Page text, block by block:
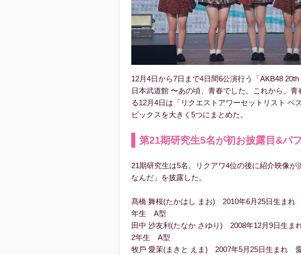
12月4日から7日まで4日間6公演行う「AKB48 20th
⽇本武道館 〜あの頃、⻘春でした。これから、
る12月4日は「リクエストアワーセットリスト ベ
ピックスを大きく5つにまとめた。
第21期研究生5名が初お披露目&パ
21期研究生は5名。リクアワ4位の後に紹介映像が
なんだ」を披露した。
髙橋 舞桜(たかはし まお) 2010年6月25日生ま
年生 A型
⽥中 沙友利(たなか さゆり) 2008年12⽉9⽇生
2年生 A型
牧⼾ 愛茉(まきと えま) 2007年5⽉25⽇生まれ